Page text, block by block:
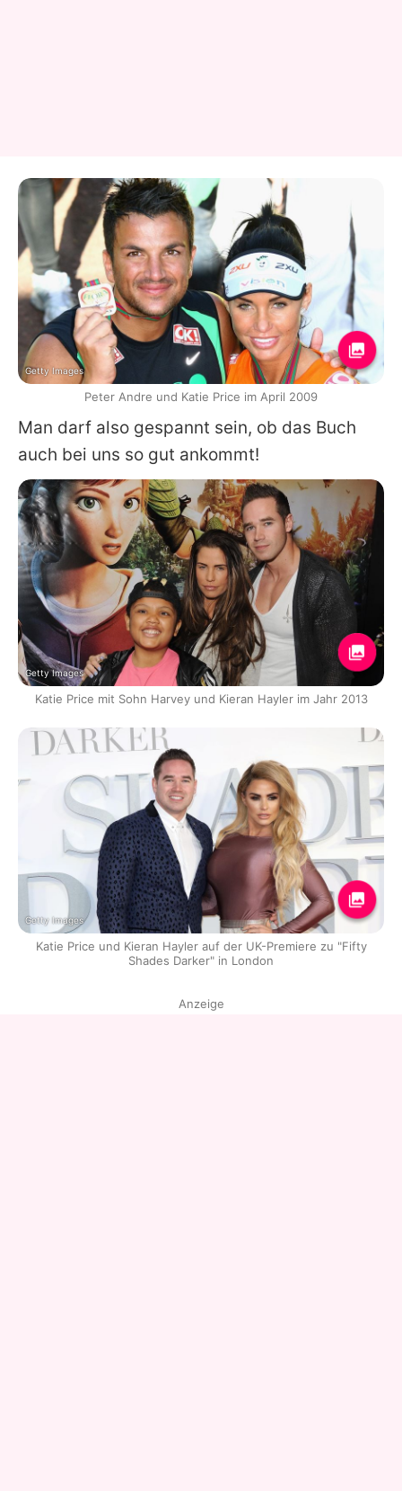
Man darf also gespannt sein, ob das Buch
auch bei uns so gut ankommt!
Getty Images
Peter Andre und Katie Price im April 2009
Getty Images
Katie Price mit Sohn Harvey und Kieran Hayler im Jahr 2013
Getty Images
Katie Price und Kieran Hayler auf der UK-Premiere zu "Fifty
Shades Darker" in London
Anzeige